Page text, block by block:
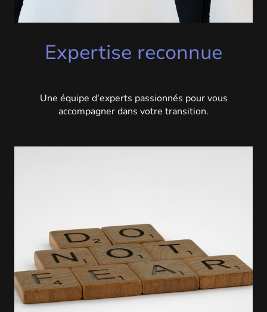
Expertise reconnue
Une équipe d'experts passionnés pour vous
accompagner dans votre transition.